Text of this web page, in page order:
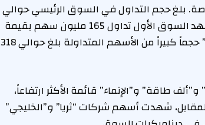
بلغ حجم التداول في السوق الرئيسي حوالي
394 مليون سهم بقيمة تقارب 49.5 مليون دينار، بينما شهد السوق الأول تداول 165 مليون سهم بقيمة
وصلت إلى 53.3 مليون دينار. كما سجل مؤشر “رئيسي 50” حجماً كبيراً من الأسهم المتداولة بلغ حوالي 318
طاقة” و”الإنماء” قائمة الأكثر ارتفاعاً،
شهدت أسهم شركات “ثريا” و”الخليجي”